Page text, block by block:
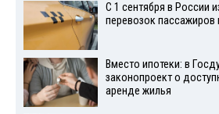
С 1 сентября в России
перевозок пассажиров
Вместо ипотеки: в
законопроект о
аренде жилья